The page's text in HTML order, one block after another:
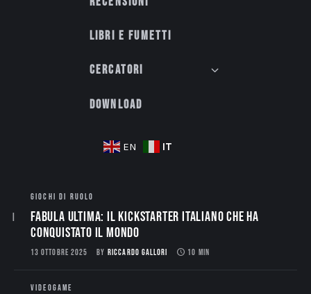
Libri e fumetti
Cercatori
Download
EN IT
GIOCHI DI RUOLO
Fabula Ultima: il Kickstarter italiano che ha
conquistato il mondo
13 OTTOBRE 2025 BY RICCARDO GALLORI 10 MIN
VIDEOGAME